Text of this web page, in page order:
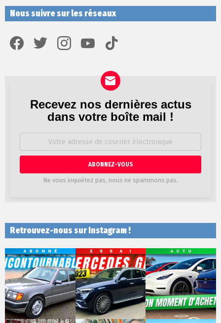
Nous suivre sur les réseaux
Newsletter
Recevez nos dernières actus
dans votre boîte mail !
courrier
Ne vous inquiétez pas, nous ne spammons pas.
Retrouvez-nous sur Instagram !